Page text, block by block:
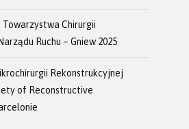
Towarzystwa Chirurgii
Ruchu – Gniew 2025
Rekonstrukcyjnej
of Reconstructive